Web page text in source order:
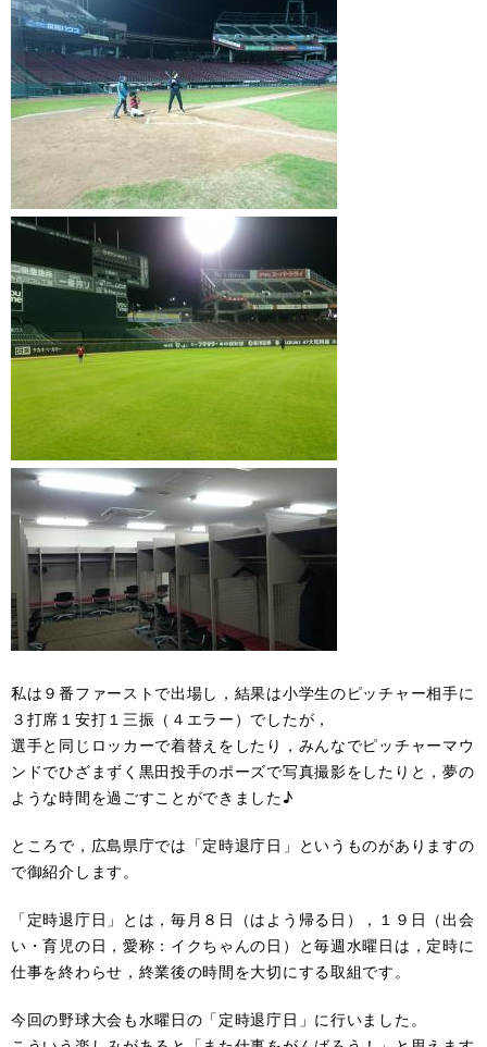
私は９番ファーストで出場し，結果は小学生のピッチャー相手に
３打席１安打１三振（４エラー）でしたが，
選手と同じロッカーで着替えをしたり，みんなでピッチャーマウ
ンドでひざまずく黒田投手のポーズで写真撮影をしたりと，夢の
ような時間を過ごすことができました♪
ところで，広島県庁では「定時退庁日」というものがありますの
で御紹介します。
「定時退庁日」とは，毎月８日（はよう帰る日），１９日（出会
い・育児の日，愛称：イクちゃんの日）と毎週水曜日は，定時に
仕事を終わらせ，終業後の時間を大切にする取組です。
今回の野球大会も水曜日の「定時退庁日」に行いました。